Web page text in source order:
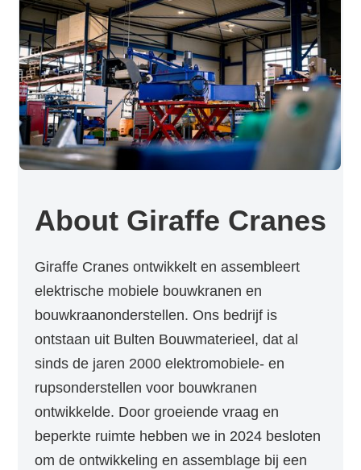
About Giraffe Cranes
Giraffe Cranes ontwikkelt en assembleert
elektrische mobiele bouwkranen en
bouwkraanonderstellen. Ons bedrijf is
ontstaan uit Bulten Bouwmaterieel, dat al
sinds de jaren 2000 elektromobiele- en
rupsonderstellen voor bouwkranen
ontwikkelde. Door groeiende vraag en
beperkte ruimte hebben we in 2024 besloten
om de ontwikkeling en assemblage bij een